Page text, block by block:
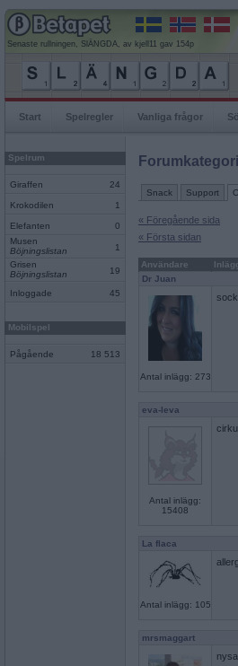
Senaste rullningen, SlÄNGDA, av kjell11 gav 154p
Start Spelregler Vanliga frågor
Spelrum
Giraffen 24
Krokodilen 1
Elefanten
0
Musen
Böjningslistan
1
Grisen
Böjningslistan
19
Inloggade 45
Mobilspel
Pågående 18 513
Snack Support
« Föregående sida
« Första sidan
Användare
Dr Juan
Antal inlägg: 273
eva-leva
Antal inlägg:
15408
La flaca
Antal inlägg: 105
mrsmaggart
nysa